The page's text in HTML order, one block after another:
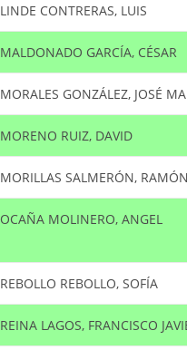
LINDE CONTRERAS, LUIS
MALDONADO GARCÍA, CÉSAR
MORALES GONZÁLEZ, JOSÉ
MORENO RUIZ, DAVID
MORILLAS SALMERÓN, RAMÓN
OCAÑA MOLINERO, ANGEL
REBOLLO REBOLLO, SOFÍA
REINA LAGOS, FRANCISCO